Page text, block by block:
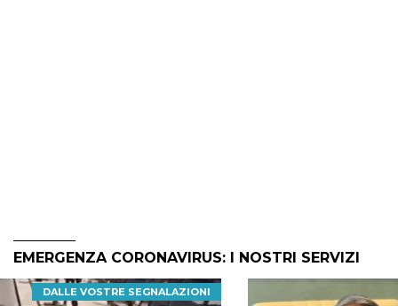
EMERGENZA CORONAVIRUS: I NOSTRI SERVIZI
DALLE VOSTRE SEGNALAZIONI